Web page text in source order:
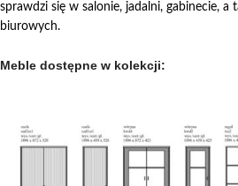
sprawdzi się w salonie, jadalni, gabinecie, a
biurowych.
Meble dostępne w kolekcji: